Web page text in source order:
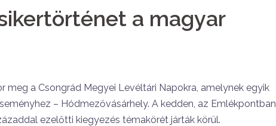
a magyar
meg a Csongrád Megyei Levéltári Napokra, amelynek egyik
– Hódmezővásárhely. A kedden, az Emlékpontban
ezelőtti kiegyezés témakörét járták körül.